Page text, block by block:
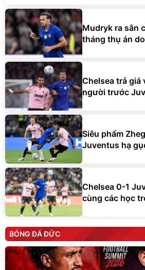
Mudryk ra sân
tháng thụ án
Chelsea trả giá
người trước
Siêu phẩm
Juventus hạ
Chelsea 0-1
cùng các học
BÓNG ĐÁ ĐỨC